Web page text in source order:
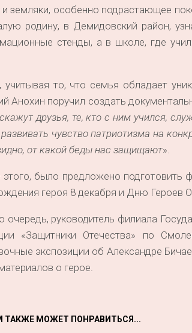
земляки, особенно подрастающее
родину, в Демидовский район,
стенды, а в школе, где
учитывая то, что семья обладает
Анохин поручил создать
друзья, те, кто с ним учился,
чувство патриотизма на
от какой беды нас защищают».
было предложено подготовить
героя 8 декабря и Дню Героев
очередь, руководитель филиала
«Защитники Отечества» по
экспозиции об Александре
о герое.
ТАКЖЕ МОЖЕТ ПОНРАВИТЬСЯ...